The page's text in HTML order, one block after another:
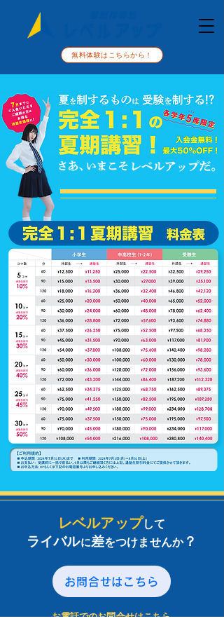
無料体験はこちらから！
レベルアップして
ライバルに差をつけませんか？
お問合せはこちら
お電話でのお問合せはこちら